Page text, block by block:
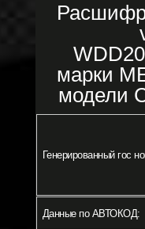
марки
модели
Генерированный гос
Данные по АВТОКОД: